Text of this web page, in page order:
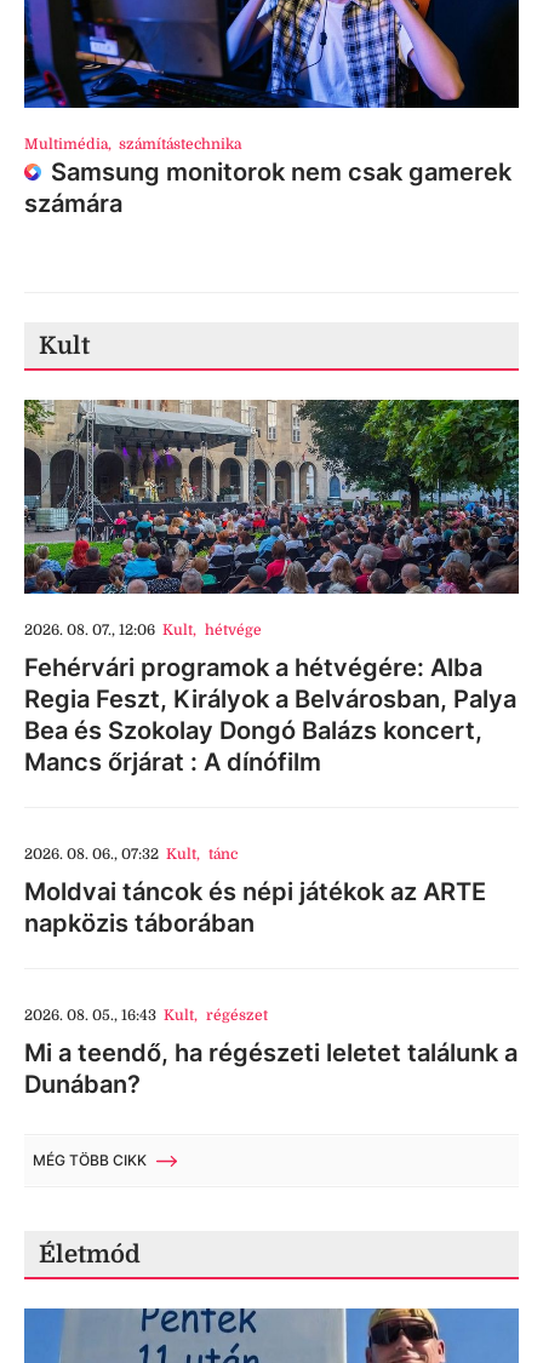
Multimédia, számítástechnika
Samsung monitorok nem csak gamerek
számára
Kult
2026. 08. 07., 12:06 Kult, hétvége
Fehérvári programok a hétvégére: Alba
Regia Feszt, Királyok a Belvárosban, Palya
Bea és Szokolay Dongó Balázs koncert,
Mancs őrjárat : A dínófilm
2026. 08. 06., 07:32 Kult, tánc
Moldvai táncok és népi játékok az ARTE
napközis táborában
2026. 08. 05., 16:43 Kult, régészet
Mi a teendő, ha régészeti leletet találunk a
Dunában?
MÉG TÖBB CIKK
Életmód